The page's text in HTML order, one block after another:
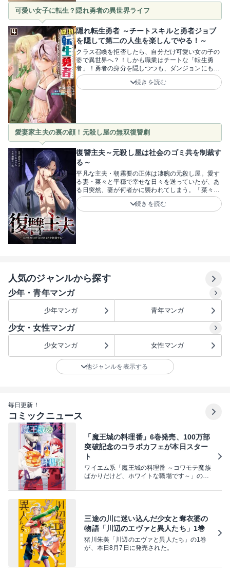
への一途な想いを貫きたい樹ですが、個性豊かで魅
力的な姉妹たちに囲まれ、平穏な日々を送れるはず
もなく……！？夢のようなハーレム同居ラブコメデ
ィです！saku先生が贈る青春同居ラブコメディ！一
つ屋根の下、無防備な三姉妹に囲まれて起こるハプ
ニングの連続に、樹の理性と勉強への集中力はもつ
のか！？必読！
可愛い女子に転生？隠れ勇者の異世界ライフ
隠れ転生勇者 ～チートスキルと勇者ジョブ
を隠して第二の人生を楽しんでやる！～
クラス召喚を拒否したら、自分だけ可愛い女の子の
姿で異世界へ？！しかも職業はチートな「転生勇
者」！勇者の身分を隠しつつも、ダンジョンにも潜
ってモンスターを退治する、ドタバタな生活をスタ
ートさせます！「勇者ジョブなんて使ってたら絶対
覚に周囲を惹きつけてしまう魅力かもしれません。
凶悪なクラスメイトから離れ、圧倒的な力でダンジ
ョン踏破をこっそりこなしつつ、気ままに異世界を
楽しむ痛快ファンタジーです！原作・なんじゃもん
じゃ先生、キャラクター原案・ゆーにっと先生、漫
画・佐々川いこ先生。最強スキルを隠して自由を謳
歌する、可愛い勇者のドタバタな日常から目が離せ
ない！
続きを読む
愛妻家主夫の裏の顔！元殺し屋の無双復讐劇
復讐主夫～元殺し屋は社会のゴミ共を制裁す
る～
平凡な主夫・朝霧要の正体は凄腕の元殺し屋。愛す
る妻・菜々と平穏で幸せな日々を送っていたが、あ
る日突然、妻が何者かに襲われてしまう。「菜々を
傷つけた罪はこの手で償わせる」――彼は復讐を誓
い、再び銃を取る！「見つかったんだ、生きる意味
作・諸星モヨヨ先生、ネーム・れいゔん先生、作
画・瀬田セリ仮先生。最狂の愛妻家によるバイオレ
続きを読む
人気のジャンルから探す
少年・青年マンガ
少年マンガ 青年マンガ
少女・女性マンガ
少女マンガ 女性マンガ
他ジャンルを表示する
毎日更新！
コミックニュース
「魔王城の料理番」6巻発売、100万部
突破記念のコラボカフェが本日スター
ト
ワイエム系「魔王城の料理番 ～コワモテ魔族
ばかりだけど、ホワイトな職場です～」の6
り東京・日比谷OKUROJIでコラボカフェが
三途の川に迷い込んだ少女と奪衣婆の
物語「川辺のエヴァと異人たち」1巻
猪川朱美「川辺のエヴァと異人たち」の1巻
が、本日8月7日に発売された。